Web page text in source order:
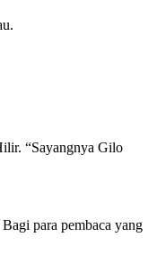
“Sayangnya Gilo
para pembaca yang